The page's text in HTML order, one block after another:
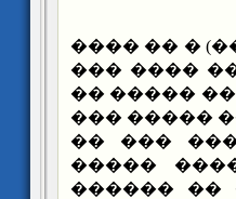
��� �����
�� �����
��� ��� �
���� ����
��� ���
��������
������